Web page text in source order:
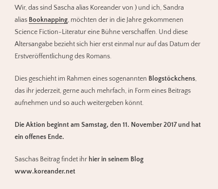
Wir, das sind Sascha alias Koreander von ) und ich, Sandra
alias Booknapping, möchten der in die Jahre gekommenen
Science Fiction-Literatur eine Bühne verschaffen. Und diese
Altersangabe bezieht sich hier erst einmal nur auf das Datum der
Erstveröffentlichung des Romans.
Dies geschieht im Rahmen eines sogenannten Blogstöckchens,
das ihr jederzeit, gerne auch mehrfach, in Form eines Beitrags
aufnehmen und so auch weitergeben könnt.
Die Aktion beginnt am Samstag, den 11. November 2017 und hat
ein offenes Ende.
Saschas Beitrag findet ihr hier in seinem Blog
www.koreander.net